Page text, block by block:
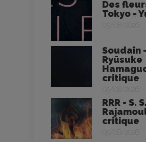
Des
Tokyo -
05/08/2026
Soudain -
Ryūsuke
critique
05/08/2026
RRR - S. S.
critique
05/08/2026